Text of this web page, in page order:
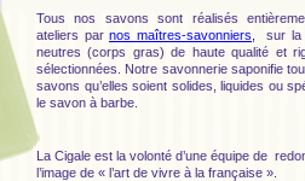
Tous nos savons sont réalisés
ateliers parnos maîtres-savonniers,
sur la
neutres (corps gras) de haute qualité et
sélectionnées. Notre savonnerie saponifie
savons qu’elles soient solides, liquides ou
le savon à barbe.
La Cigale est la volonté d’une équipe de
l’image de « l’art de vivre à la française ».